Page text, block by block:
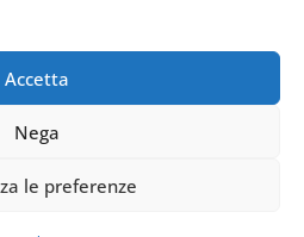
Accetta
Nega
le preferenze
Giovani